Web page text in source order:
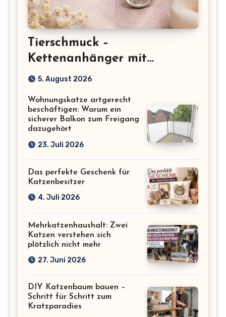
Tierschmuck –
Kettenanhänger mit
Katzenmotiv für
5. August 2026
Wohnungskatze artgerecht
beschäftigen: Warum ein
sicherer Balkon zum Freigang
dazugehört
23. Juli 2026
Das perfekte Geschenk für
Katzenbesitzer
4. Juli 2026
Mehrkatzenhaushalt: Zwei
Katzen verstehen sich
plötzlich nicht mehr
27. Juni 2026
DIY Katzenbaum bauen –
Schritt für Schritt zum
Kratzparadies